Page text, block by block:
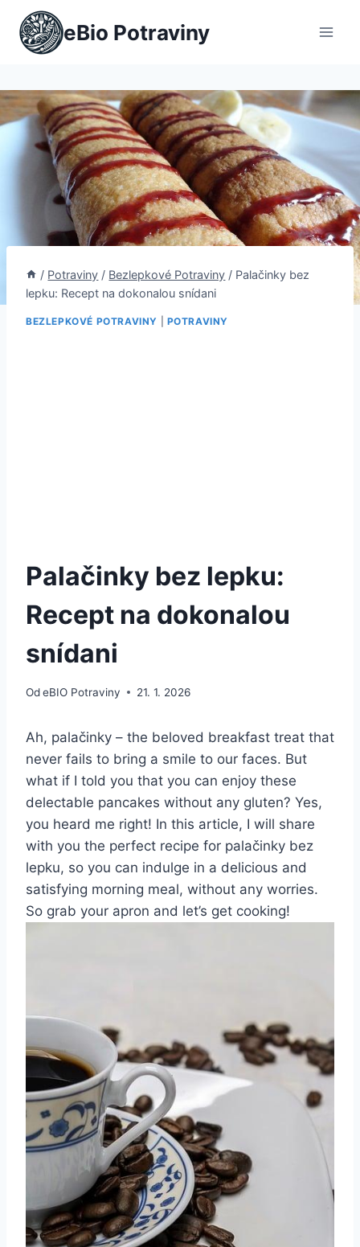
Přeskočit
obsah
eBio Potraviny
/ Potraviny / Bezlepkové Potraviny / Palačinky bez
lepku: Recept na dokonalou snídani
BEZLEPKOVÉ POTRAVINY POTRAVINY
Palačinky bez lepku:
Recept na dokonalou
snídani
OdeBIO Potraviny 21. 1. 2026
Ah, palačinky – the beloved breakfast treat that
never fails to bring a smile to our faces. But
what if I told you that you can enjoy these
delectable pancakes without any gluten? Yes,
you heard me right! In this article, I will share
with you the perfect recipe for palačinky bez
lepku, so you can indulge in a delicious and
satisfying morning meal, without any worries.
So grab your apron and let’s get cooking!